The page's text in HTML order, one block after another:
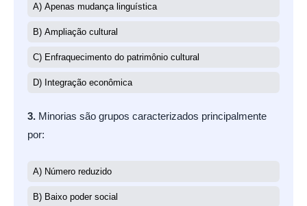
A) Apenas mudança linguística
B) Ampliação cultural
C) Enfraquecimento do patrimônio cultural
D) Integração econômica
3. Minorias são grupos caracterizados principalmente
por:
A) Número reduzido
B) Baixo poder social